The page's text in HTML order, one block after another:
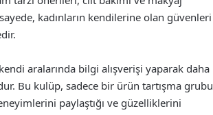
kadınların kendilerine olan güvenleri
aralarında bilgi alışverişi yaparak daha
Bu kulüp, sadece bir ürün tartışma grubu
paylaştığı ve güzelliklerini